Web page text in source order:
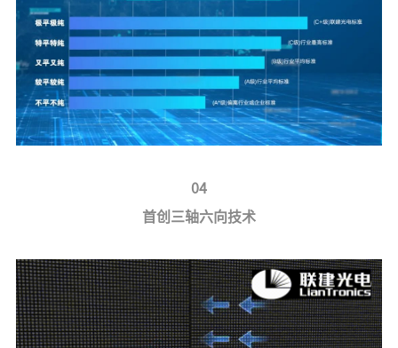
04
首创三轴六向技术